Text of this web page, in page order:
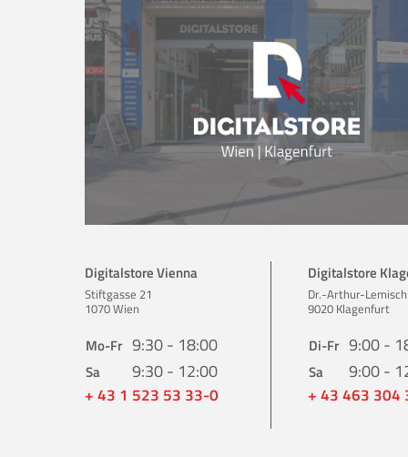
Digitalstore Vienna
Stiftgasse 21
1070 Wien
Mo-Fr 9:30 - 18:00
Sa 9:30 - 12:00
+ 43 1 523 53 33-0
Digitalstore
Dr.-Arthur-
9020 Klagenfurt
Di-Fr 9:00 -
Sa 9:00 -
+ 43 463 304